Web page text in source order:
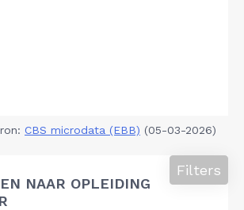
CBS microdata (EBB) (05-03-2026)
NAAR OPLEIDING
Filters